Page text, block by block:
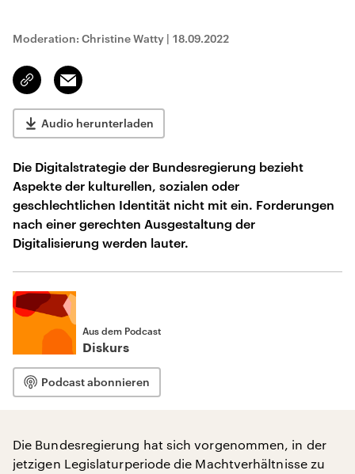
Moderation: Christine Watty | 18.09.2022
Link
kopieren/teilen
Email
Audio herunterladen
Die Digitalstrategie der Bundesregierung bezieht
Aspekte der kulturellen, sozialen oder
geschlechtlichen Identität nicht mit ein. Forderungen
nach einer gerechten Ausgestaltung der
Digitalisierung werden lauter.
Aus dem Podcast
Diskurs
Podcast abonnieren
Die Bundesregierung hat sich vorgenommen, in der
jetzigen Legislaturperiode die Machtverhältnisse zu